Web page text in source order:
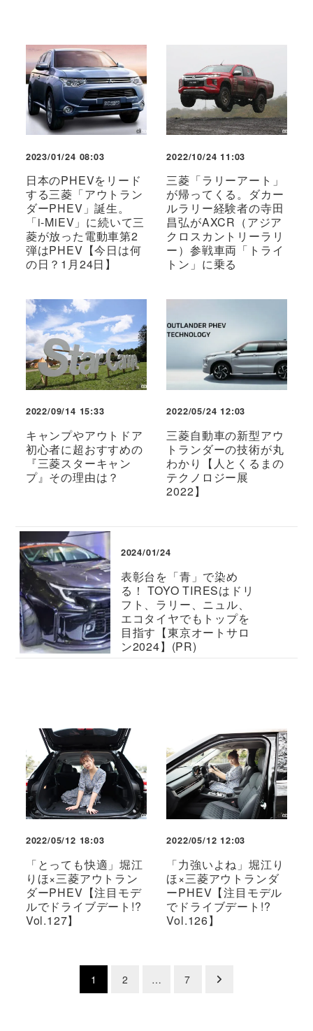
2023/01/24 08:03
日本のPHEVをリード
する三菱「アウトラン
ダーPHEV」誕生。
「i-MiEV」に続いて三
菱が放った電動車第2
弾はPHEV【今日は何
の日？1月24日】
2022/10/24 11:03
三菱「ラリーアート」
が帰ってくる。ダカー
ルラリー経験者の寺田
昌弘がAXCR（アジア
クロスカントリーラリ
ー）参戦車両「トライ
トン」に乗る
2022/09/14 15:33
キャンプやアウトドア
初心者に超おすすめの
『三菱スターキャン
プ』その理由は？
2022/05/24 12:03
三菱自動車の新型アウ
トランダーの技術が丸
わかり【人とくるまの
テクノロジー展
2022】
2024/01/24
表彰台を「青」で染め
る！ TOYO TIRESはドリ
フト、ラリー、ニュル、
エコタイヤでもトップを
目指す【東京オートサロ
ン2024】(PR)
2022/05/12 18:03
「とっても快適」堀江
りほ×三菱アウトラン
ダーPHEV【注目モデ
ルでドライブデート!?
Vol.127】
2022/05/12 12:03
「力強いよね」堀江り
ほ×三菱アウトランダ
ーPHEV【注目モデル
でドライブデート!?
Vol.126】
1 2 … 7